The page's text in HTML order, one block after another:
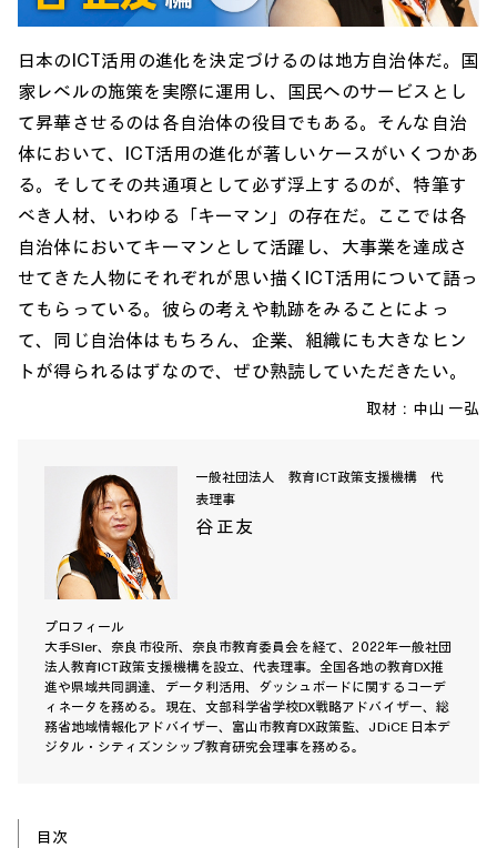
日本のICT活用の進化を決定づけるのは地方自治体だ。国
家レベルの施策を実際に運用し、国民へのサービスとし
て昇華させるのは各自治体の役目でもある。そんな自治
体において、ICT活用の進化が著しいケースがいくつかあ
る。そしてその共通項として必ず浮上するのが、特筆す
べき人材、いわゆる「キーマン」の存在だ。ここでは各
自治体においてキーマンとして活躍し、大事業を達成さ
せてきた人物にそれぞれが思い描くICT活用について語っ
てもらっている。彼らの考えや軌跡をみることによっ
て、同じ自治体はもちろん、企業、組織にも大きなヒン
トが得られるはずなので、ぜひ熟読していただきたい。
取材： 中山 一弘
一般社団法人 教育ICT政策支援機構 代
表理事
谷 正友
プロフィール
大手SIer、奈良市役所、奈良市教育委員会を経て、2022年一般社団
法人教育ICT政策支援機構を設立、代表理事。全国各地の教育DX推
進や県域共同調達、データ利活用、ダッシュボードに関するコーデ
ィネータを務める。現在、文部科学省学校DX戦略アドバイザー、総
務省地域情報化アドバイザー、富山市教育DX政策監、JDiCE 日本デ
ジタル・シティズンシップ教育研究会理事を務める。
目次